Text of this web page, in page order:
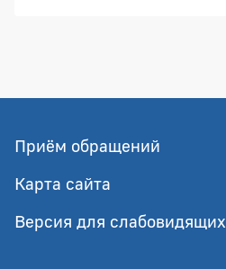
Приём обращений
Карта сайта
Версия для слабовидящих